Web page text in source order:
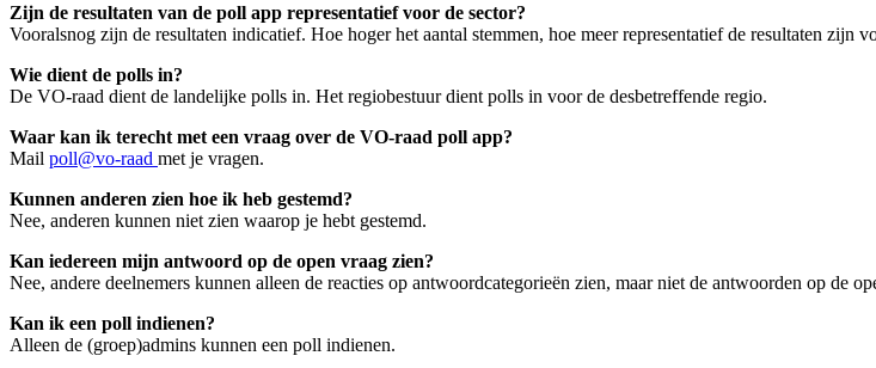
Zijn de resultaten van de poll app representatief voor de sector?
Vooralsnog zijn de resultaten indicatief. Hoe hoger het aantal stemmen, hoe meer representatief de resultaten zijn
Wie dient de polls in?
De VO-raad dient de landelijke polls in. Het regiobestuur dient polls in voor de desbetreffende regio.
Waar kan ik terecht met een vraag over de VO-raad poll app?
Mail poll@vo-raad met je vragen.
Kunnen anderen zien hoe ik heb gestemd?
Nee, anderen kunnen niet zien waarop je hebt gestemd.
Kan iedereen mijn antwoord op de open vraag zien?
Nee, andere deelnemers kunnen alleen de reacties op antwoordcategorieën zien, maar niet de antwoorden op de
Kan ik een poll indienen?
Alleen de (groep)admins kunnen een poll indienen.